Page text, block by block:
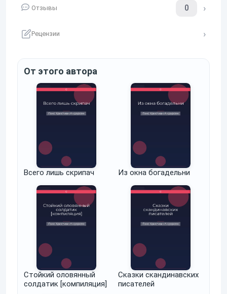
Отзывы 0
Рецензии
От этого автора
Всего лишь скрипач Из окна богадельни
Стойкий оловянный
солдатик [компиляция]
Сказки скандинавских
писателей